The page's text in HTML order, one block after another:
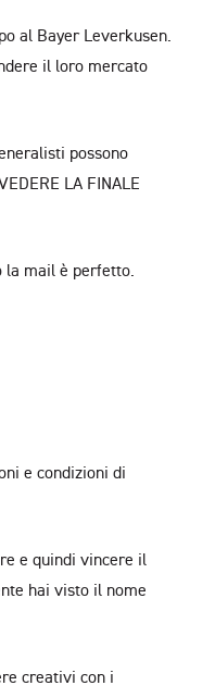
al Bayer Leverkusen.
il loro mercato
possono
LA FINALE
la mail è perfetto.
e condizioni di
e quindi vincere il
hai visto il nome
creativi con i